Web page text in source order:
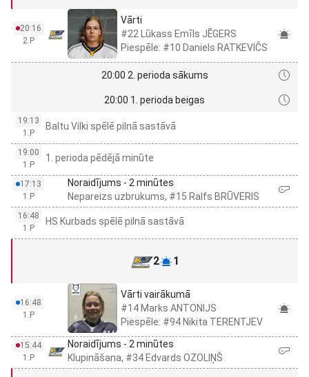
20:16
2.P
Vārti
#22 Lūkass Emīls JĒGERS
Piespēle: #10 Daniels RATKEVIČS
20:00 2. perioda sākums
20:00 1. perioda beigas
19:13
1.P
Baltu Vilki spēlē pilnā sastāvā
19:00
1.P
1. perioda pēdējā minūte
17:13
1.P
Noraidījums - 2 minūtes
Nepareizs uzbrukums, #15 Ralfs BRŪVERIS
16:48
1.P
HS Kurbads spēlē pilnā sastāvā
2 1
16:48
1.P
Vārti vairākumā
#14 Marks ANTONIJS
Piespēle: #94 Nikita TERENTJEV
15:44
1.P
Noraidījums - 2 minūtes
Klupināšana, #34 Edvards OZOLIŅŠ